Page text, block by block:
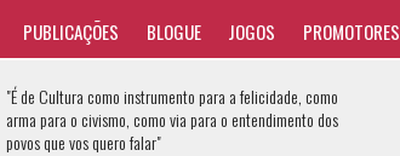
PUBLICAÇÕES BLOGUE JOGOS PROMOTORES
"É de Cultura como instrumento para a felicidade, como
arma para o civismo, como via para o entendimento dos
povos que vos quero falar"